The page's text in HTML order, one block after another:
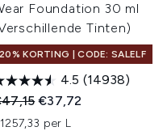
Foundation 30 ml
Tinten)
20% KORTING | CODE: SALELF
4.5 (14938)
Retail Price:
Huidige prijs:
€37,72
per L